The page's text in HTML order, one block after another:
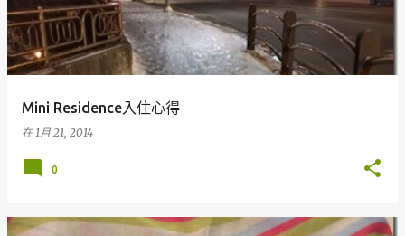
Mini Residence入住心得
在1月 21, 2014
0